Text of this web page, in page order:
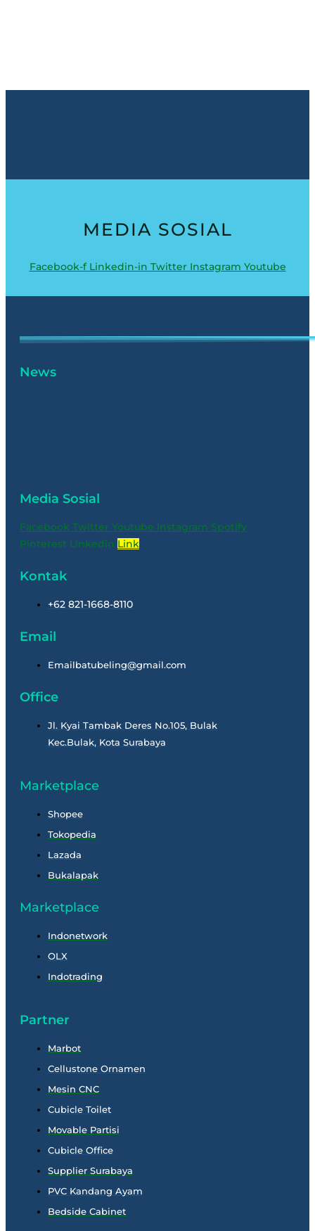
MEDIA SOSIAL
Facebook-f Linkedin-in Twitter Instagram Youtube
News
Media Sosial
Facebook Twitter Youtube Instagram Spotify
Pinterest Linkedin Link
Kontak
+62 821-1668-8110
Email
Emailbatubeling@gmail.com
Office
Jl. Kyai Tambak Deres No.105, Bulak
Kec.Bulak, Kota Surabaya
Marketplace
Shopee
Tokopedia
Lazada
Bukalapak
Marketplace
Indonetwork
OLX
Indotrading
Partner
Marbot
Cellustone Ornamen
Mesin CNC
Cubicle Toilet
Movable Partisi
Cubicle Office
Supplier Surabaya
PVC Kandang Ayam
Bedside Cabinet